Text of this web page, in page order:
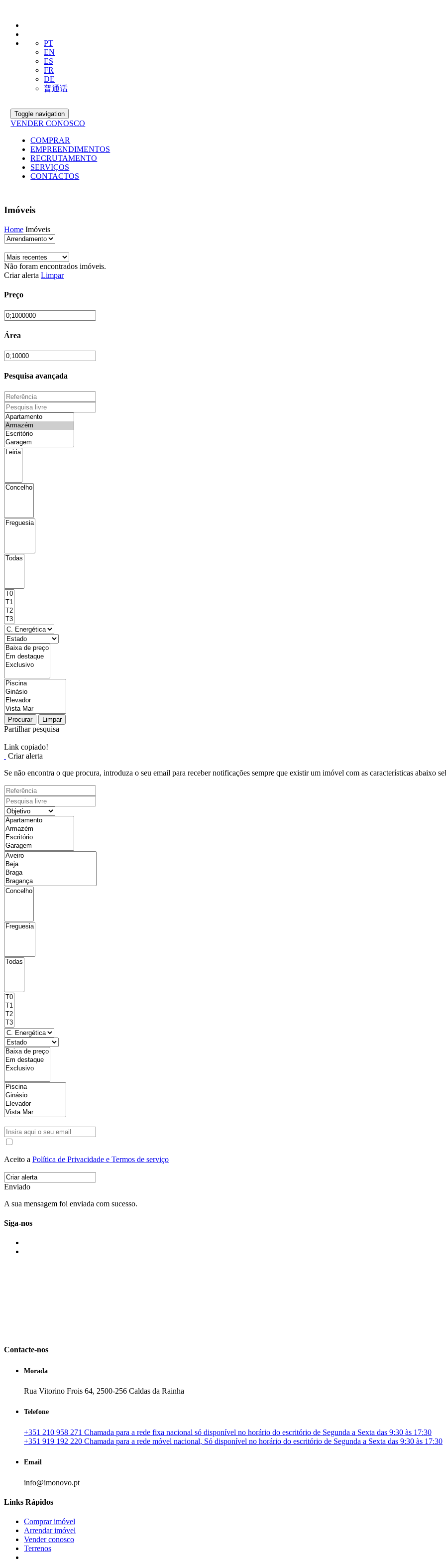
PT
EN
ES
FR
DE
普通话
Toggle navigation
VENDER CONOSCO
COMPRAR
EMPREENDIMENTOS
RECRUTAMENTO
SERVIÇOS
CONTACTOS
Imóveis
Home Imóveis
Não foram encontrados imóveis.
Criar alerta Limpar
Preço
Área
Pesquisa avançada
Procurar Limpar
Partilhar pesquisa
Link copiado!
Criar alerta
Se não encontra o que procura, introduza o seu email para receber notificações sempre que existir um imóvel com as características abaixo
Aceito a Política de Privacidade e Termos de serviço
Enviado
A sua mensagem foi enviada com sucesso.
Siga-nos
Contacte-nos
Morada
Rua Vitorino Frois 64, 2500-256 Caldas da Rainha
Telefone
+351 210 958 271 Chamada para a rede fixa nacional só disponível no horário do escritório de Segunda a Sexta das 9:30 às 17:30
+351 919 192 220 Chamada para a rede móvel nacional, Só disponível no horário do escritório de Segunda a Sexta das 9:30 às 17:30
Email
info@imonovo.pt
Links Rápidos
Comprar imóvel
Arrendar imóvel
Vender conosco
Terrenos